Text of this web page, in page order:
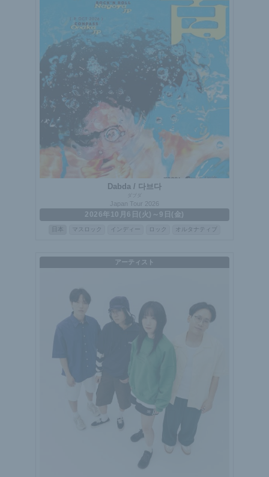
Dabda / 다브다
ダブダ
Japan Tour 2026
2026年10月6日(火)～9日(金)
マスロック インディー ロック オルタナティブ
アーティスト